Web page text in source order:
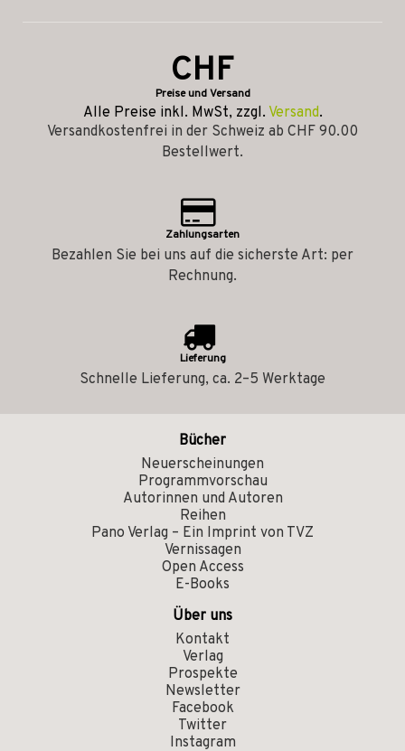
CHF
Preise und Versand
Alle Preise inkl. MwSt, zzgl. Versand.
Versandkostenfrei in der Schweiz ab CHF 90.00
Bestellwert.
Zahlungsarten
Bezahlen Sie bei uns auf die sicherste Art: per
Rechnung.
Lieferung
Schnelle Lieferung, ca. 2–5 Werktage
Bücher
Neuerscheinungen
Programmvorschau
Autorinnen und Autoren
Reihen
Pano Verlag – Ein Imprint von TVZ
Vernissagen
Open Access
E-Books
Über uns
Kontakt
Verlag
Prospekte
Newsletter
Facebook
Twitter
Instagram